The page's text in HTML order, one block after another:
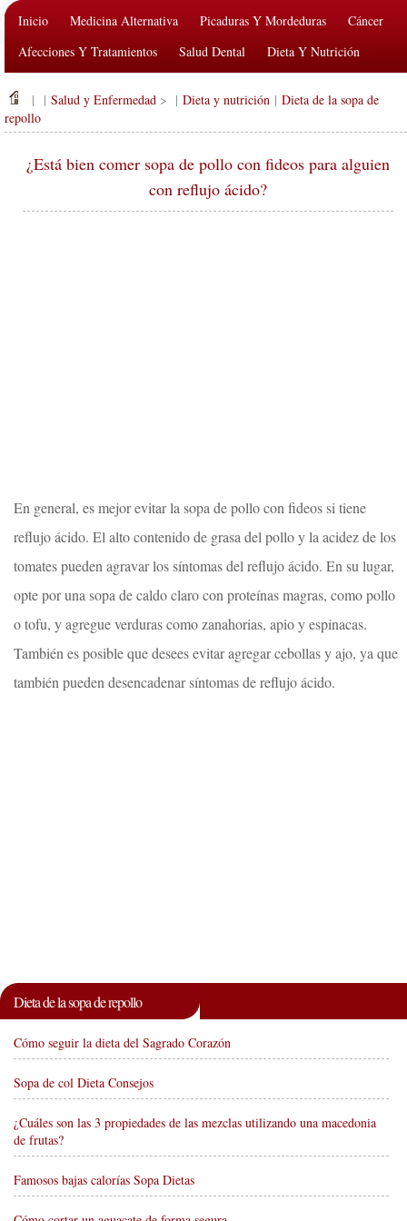
Inicio Medicina Alternativa Picaduras Y Mordeduras
Cáncer
Afecciones Y Tratamientos
Salud Dental
Dieta Y Nutrición
Salud Pública Y Seguridad
Cirugías Y Procedimientos Salud
| | Salud y Enfermedad > | Dieta y nutrición | Dieta de la sopa de
repollo
¿Está bien comer sopa de pollo con fideos para alguien
con reflujo ácido?
En general, es mejor evitar la sopa de pollo con fideos si tiene
reflujo ácido. El alto contenido de grasa del pollo y la acidez de los
tomates pueden agravar los síntomas del reflujo ácido. En su lugar,
opte por una sopa de caldo claro con proteínas magras, como pollo
o tofu, y agregue verduras como zanahorias, apio y espinacas.
También es posible que desees evitar agregar cebollas y ajo, ya que
también pueden desencadenar síntomas de reflujo ácido.
Dieta de la sopa de repollo
Cómo seguir la dieta del Sagrado Corazón
Sopa de col Dieta Consejos
¿Cuáles son las 3 propiedades de las mezclas utilizando una macedonia
de frutas?
Famosos bajas calorías Sopa Dietas